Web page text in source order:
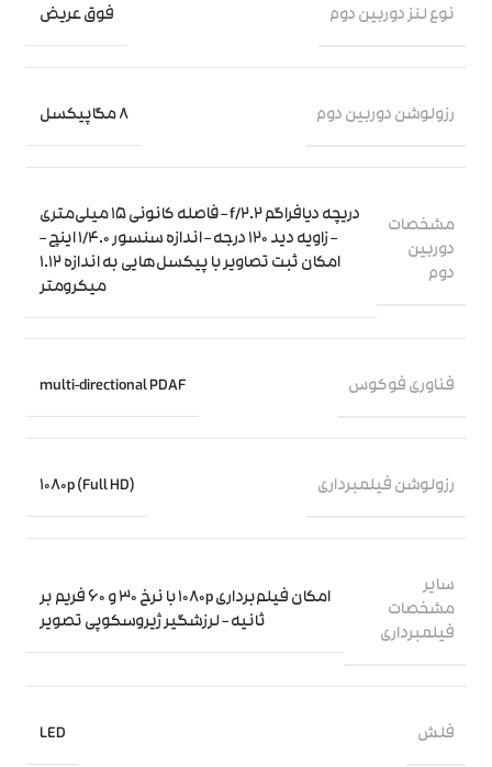
نوع لنز دوربین دوم فوق عریض
رزولوشن دوربین دوم 8 مگاپیکسل
مشخصات
دوربین
دوم
دریچه دیافراگم f/2.2 – فاصله کانونی 15 میلی‌متری
– زاویه دید 120 درجه – اندازه سنسور 1/4.0 اینچ –
امکان ثبت تصاویر با پیکسل‌هایی به اندازه 1.12
میکرومتر
فناوری فوکوس multi-directional PDAF
رزولوشن فیلمبرداری 1080p (Full HD)
سایر
مشخصات
فیلمبرداری
امکان فیلم‌برداری 1080p با نرخ 30 و 60 فریم بر
ثانیه – لرزشگیر ژیروسکوپی تصویر
فلش LED